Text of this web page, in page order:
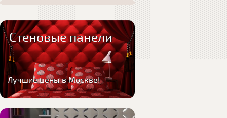
Стеновые панели
Лучшие цены в Москве!